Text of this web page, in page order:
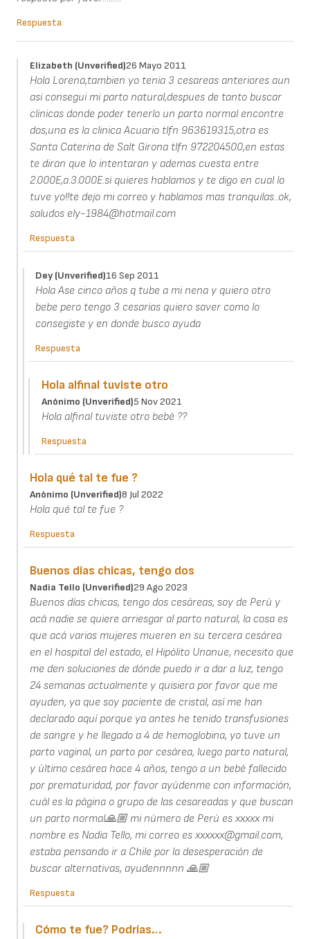
Respuesta
Elizabeth (unverified)26 Mayo 2011
Hola Lorena,tambien yo tenia 3 cesareas anteriores aun
asi consegui mi parto natural,despues de tanto buscar
clinicas donde poder tenerlo un parto normal encontre
dos,una es la clinica Acuario tlfn 963619315,otra es
Santa Caterina de Salt Girona tlfn 972204500,en estas
te diran que lo intentaran y ademas cuesta entre
2.000E,a.3.000E.si quieres hablamos y te digo en cual lo
tuve yo!!te dejo mi correo y hablamos mas tranquilas..ok,
saludos ely-1984@hotmail.com
Respuesta
Dey (unverified)16 Sep 2011
Hola Ase cinco años q tube a mi nena y quiero otro
bebe pero tengo 3 cesarias quiero saver como lo
consegiste y en donde busco ayuda
Respuesta
Hola alfinal tuviste otro
Anónimo (unverified)5 Nov 2021
Hola alfinal tuviste otro bebé ??
Respuesta
Hola qué tal te fue ?
Anónimo (unverified)8 Jul 2022
Hola qué tal te fue ?
Respuesta
Buenos días chicas, tengo dos
Nadia Tello (unverified)29 Ago 2023
Buenos días chicas, tengo dos cesáreas, soy de Perú y
acá nadie se quiere arriesgar al parto natural, la cosa es
que acá varias mujeres mueren en su tercera cesárea
en el hospital del estado, el Hipólito Unanue, necesito que
me den soluciones de dónde puedo ir a dar a luz, tengo
24 semanas actualmente y quisiera por favor que me
ayuden, ya que soy paciente de cristal, así me han
declarado aquí porque ya antes he tenido transfusiones
de sangre y he llegado a 4 de hemoglobina, yo tuve un
parto vaginal, un parto por cesárea, luego parto natural,
y último cesárea hace 4 años, tengo a un bebé fallecido
por prematuridad, por favor ayúdenme con información,
cuál es la página o grupo de las cesareadas y que buscan
un parto normal🙏🏼 mi número de Perú es xxxxx mi
nombre es Nadia Tello, mi correo es xxxxxx@gmail.com,
estaba pensando ir a Chile por la desesperación de
buscar alternativas, ayudennnnn 🙏🏼
Respuesta
Cómo te fue? Podrías…